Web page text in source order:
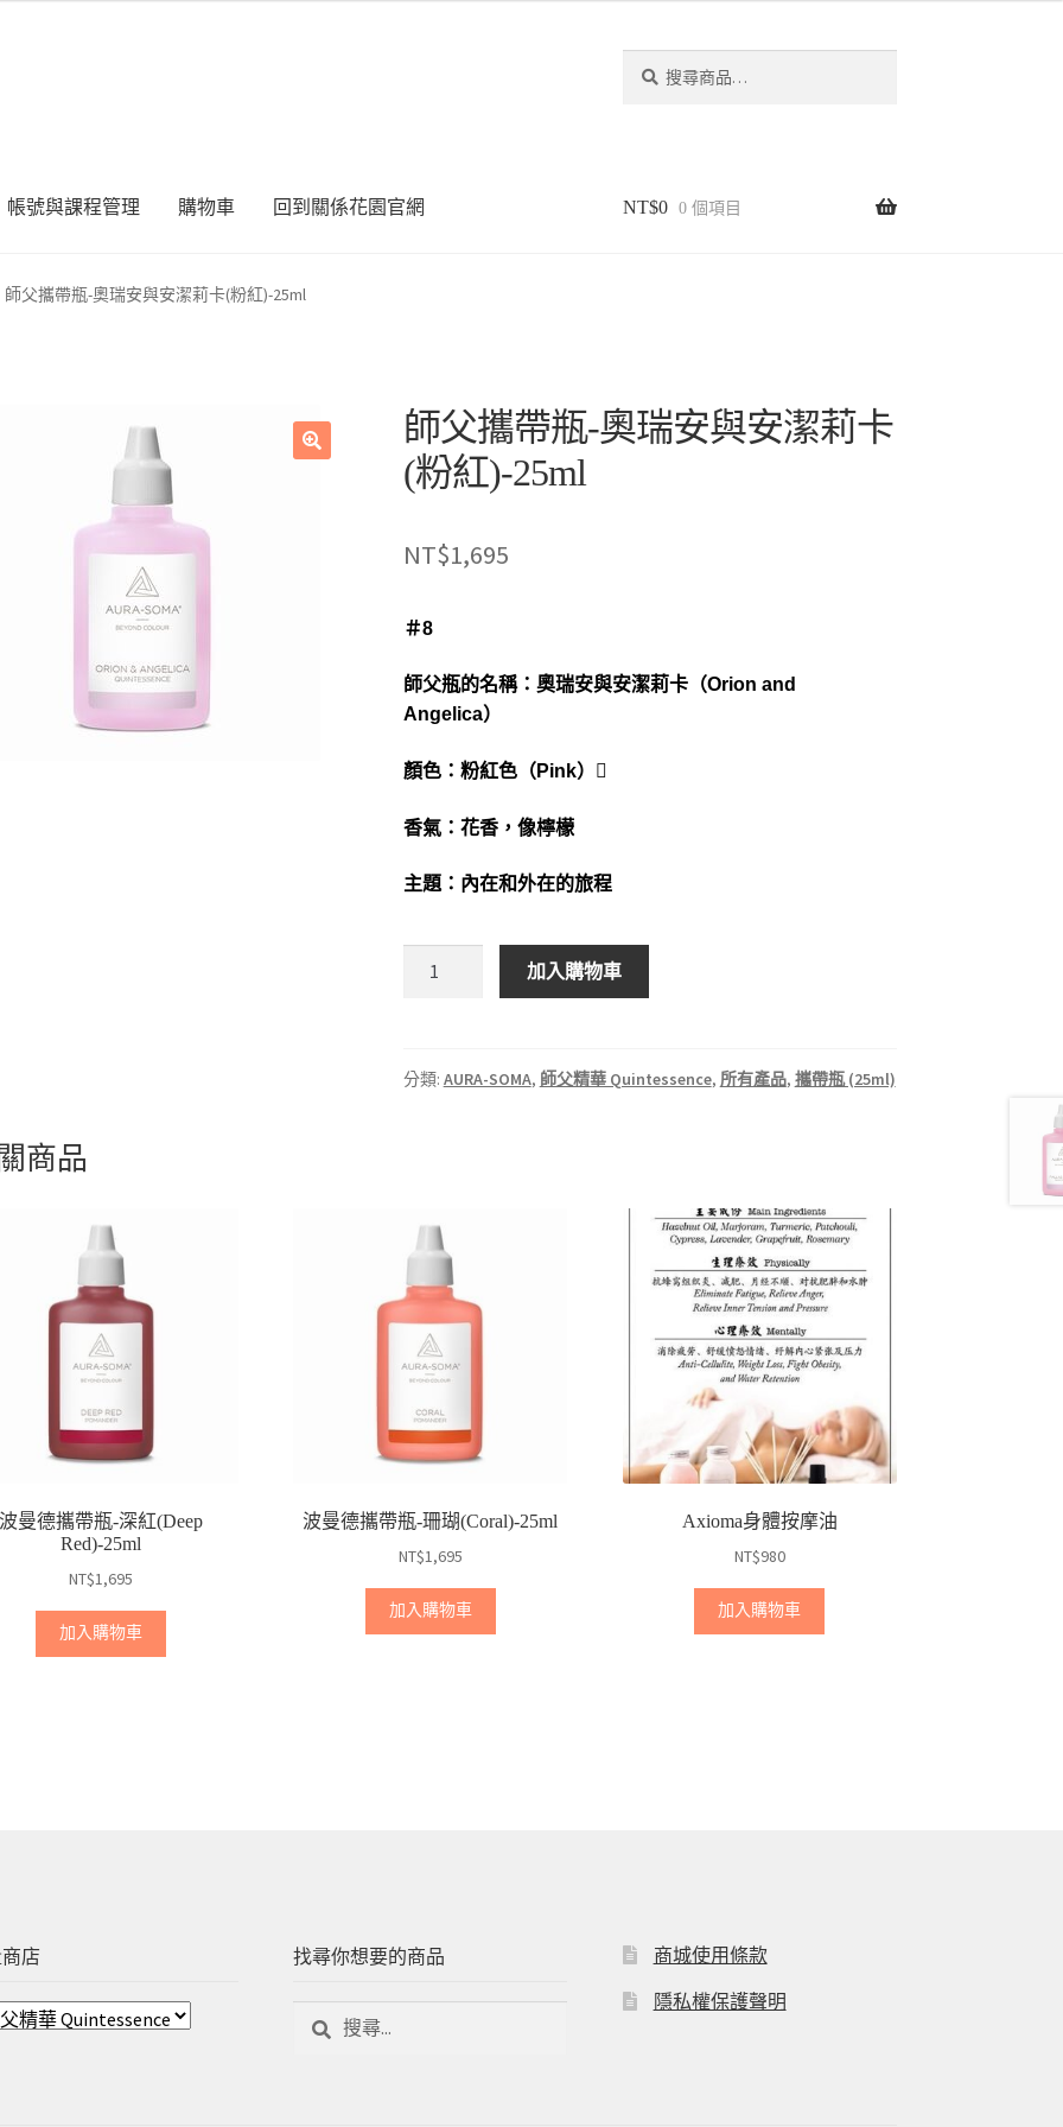
帳號與課程管理 購物車 回到關係花園官網 NT$0 0 個項目
師父攜帶瓶-奧瑞安與安潔莉卡(粉紅)-25ml
師父攜帶瓶-奧瑞安與安潔莉卡
(粉紅)-25ml
NT$1,695
＃8
師父瓶的名稱：奧瑞安與安潔莉卡（Orion and
Angelica）
顏色：粉紅色（Pink）
香氣：花香，像檸檬
主題：內在和外在的旅程
加入購物車
分類: AURA-SOMA, 師父精華 Quintessence, 所有產品, 攜帶瓶 (25ml)
商品
波曼德攜帶瓶-深紅(Deep
Red)-25ml
NT$1,695
加入購物車
波曼德攜帶瓶-珊瑚(Coral)-25ml
NT$1,695
加入購物車
Axioma身體按摩油
NT$980
加入購物車
店 找尋你想要的商品 商城使用條款
隱私權保護聲明